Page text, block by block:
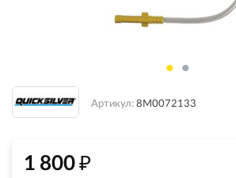
Артикул: 8M0072133
1 800₽